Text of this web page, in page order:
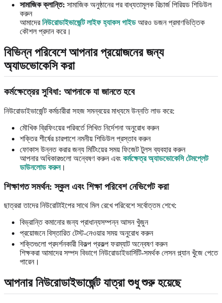
সামাজিক ক্লান্তি: সামাজিক অনুষ্ঠানের পর বাধ্যতামূলক রিচার্জ পিরিয়ড শিডিউল
করুন
আমাদেরনিউরোডাইভার্জেন্ট লাইফ হ্যাকস গাইডআরও ডজন প্রমাণভিত্তিক
কৌশল প্রদান করে।
বিভিন্ন পরিবেশে আপনার প্রয়োজনের জন্য
অ্যাডভোকেসি করা
কর্মক্ষেত্রের সুবিধা: আপনাকে যা জানতে হবে
নিউরোডাইভার্জেন্ট কর্মচারীরা সহজ সমন্বয়ের মাধ্যমে উন্নতি লাভ করে:
মৌখিক ব্রিফিংয়ের পরিবর্তে লিখিত নির্দেশনা অনুরোধ করুন
শক্তির শীর্ষের চারপাশে নমনীয় শিডিউল প্রস্তাব করুন
ফোকাস উন্নত করার জন্য মিটিংয়ের সময় ফিজেট টুলস ব্যবহার করুন
আপনার অধিকারগুলো অন্বেষণ করুন এবং কর্মক্ষেত্র অ্যাডভোকেসি টেমপ্লেট
ডাউনলোড করুন।
শিক্ষাগত সমর্থন: স্কুল এবং শিক্ষা পরিবেশ নেভিগেট করা
ছাত্ররা তাদের নিউরোটাইপের সাথে মিল রেখে পরিবেশে সর্বোত্তম শেখে:
বিভ্রান্তি কমানোর জন্য প্রাধান্যসম্পন্ন আসন খুঁজুন
প্রয়োজনে বিস্তারিত টেস্ট-নেওয়ার সময় অনুরোধ করুন
শক্তিগুলো প্রদর্শনকারী বিকল্প প্রকল্প ফরম্যাট অন্বেষণ করুন
শিক্ষকরা আমাদের সম্পদ বিভাগে নিউরোডাইভার্সিটি-সমর্থক লেসন প্ল্যান খুঁজে পেতে
পারেন।
আপনার নিউরোডাইভার্জেন্ট যাত্রা শুধু শুরু হয়েছে